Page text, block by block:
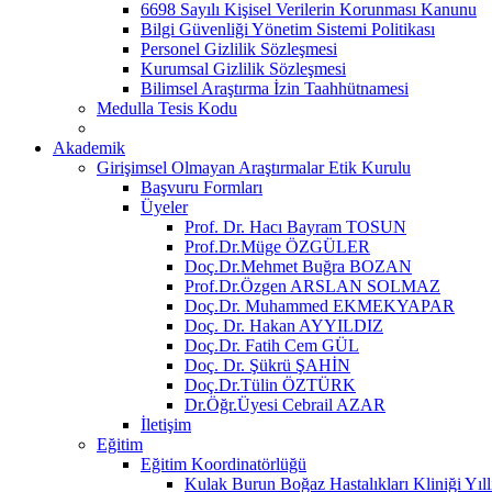
6698 Sayılı Kişisel Verilerin Korunması Kanunu
Bilgi Güvenliği Yönetim Sistemi Politikası
Personel Gizlilik Sözleşmesi
Kurumsal Gizlilik Sözleşmesi
Bilimsel Araştırma İzin Taahhütnamesi
Medulla Tesis Kodu
Akademik
Girişimsel Olmayan Araştırmalar Etik Kurulu
Başvuru Formları
Üyeler
Prof. Dr. Hacı Bayram TOSUN
Prof.Dr.Müge ÖZGÜLER
Doç.Dr.Mehmet Buğra BOZAN
Prof.Dr.Özgen ARSLAN SOLMAZ
Doç.Dr. Muhammed EKMEKYAPAR
Doç. Dr. Hakan AYYILDIZ
Doç.Dr. Fatih Cem GÜL
Doç. Dr. Şükrü ŞAHİN
Doç.Dr.Tülin ÖZTÜRK
Dr.Öğr.Üyesi Cebrail AZAR
İletişim
Eğitim
Eğitim Koordinatörlüğü
Kulak Burun Boğaz Hastalıkları Kliniği